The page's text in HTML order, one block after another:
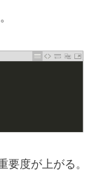
要度が上がる。